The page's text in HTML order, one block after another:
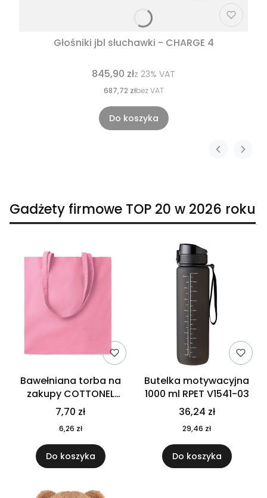
Głośniki jbl słuchawki - CHARGE 4
845,90 złz 23% VAT
687,72 złbez VAT
Do koszyka
Gadżety firmowe TOP 20 w 2026 roku
Bawełniana torba na
zakupy COTTONEL
COLOUR++ MO9846-11
7,70 zł
6,26 zł
Do koszyka
Butelka motywacyjna
1000 ml RPET V1541-03
36,24 zł
29,46 zł
Do koszyka